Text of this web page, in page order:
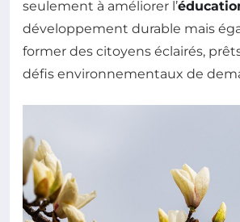
seulement à améliorer l’
développement durable mais
former des citoyens éclairés,
défis environnementaux de